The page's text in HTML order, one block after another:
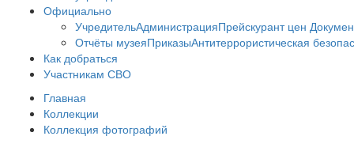
Официально
УчредительАдминистрацияПрейскурант цен
Отчёты музеяПриказыАнтитеррористическая
Как добраться
Участникам СВО
Главная
Коллекции
Коллекция фотографий